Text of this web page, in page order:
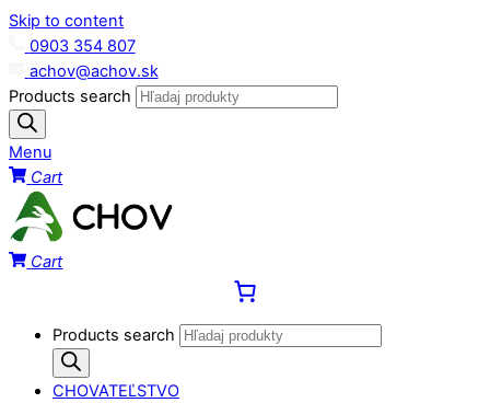
Skip to content
0903 354 807
achov@achov.sk
Products search
Menu
Cart
Cart
Products search
CHOVATEĽSTVO